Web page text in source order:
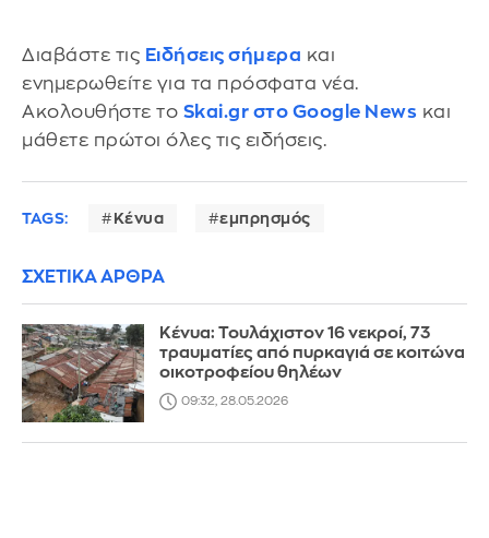
Διαβάστε τις Ειδήσεις σήμερα και
ενημερωθείτε για τα πρόσφατα νέα.
Ακολουθήστε το Skai.gr στο Google News και
μάθετε πρώτοι όλες τις ειδήσεις.
TAGS: Κένυα εμπρησμός
ΣΧΕΤΙΚΑ ΑΡΘΡΑ
Κένυα: Τουλάχιστον 16 νεκροί, 73
τραυματίες από πυρκαγιά σε κοιτώνα
οικοτροφείου θηλέων
09:32, 28.05.2026